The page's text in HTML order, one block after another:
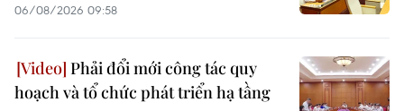
06/08/2026 09:58
Phải đổi mới công tác quy
hoạch và tổ chức phát triển hạ tầng